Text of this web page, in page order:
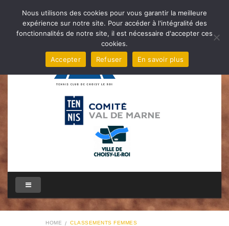
HOME CLASSEMENTS FEMMES
Nous utilisons des cookies pour vous garantir la meilleure
expérience sur notre site. Pour accéder à l'intégralité des
fonctionnalités de notre site, il est nécessaire d'accepter ces
cookies.
Accepter
Refuser En savoir plus